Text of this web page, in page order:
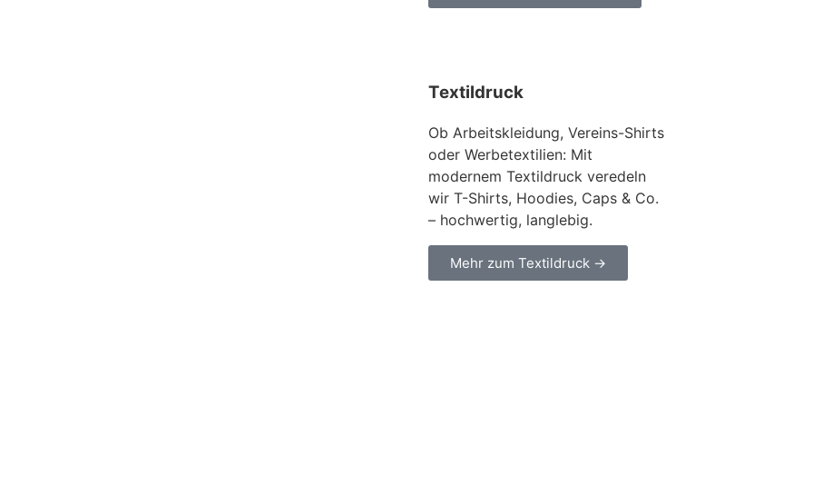
Textildruck
Ob Arbeitskleidung, Vereins-Shirts
oder Werbetextilien: Mit
modernem Textildruck veredeln
wir T-Shirts, Hoodies, Caps & Co.
– hochwertig, langlebig.
Mehr zum Textildruck →